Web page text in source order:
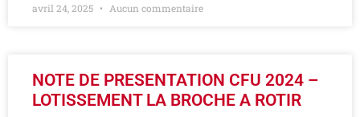
avril 24, 2025 Aucun commentaire
NOTE DE PRESENTATION CFU 2024 –
LOTISSEMENT LA BROCHE A ROTIR